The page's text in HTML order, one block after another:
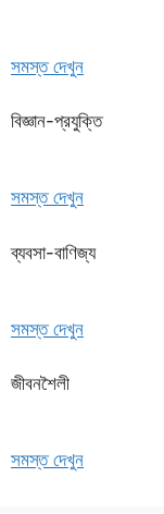
সমস্ত দেখুন
বিজ্ঞান-প্রযুক্তি
সমস্ত দেখুন
ব্যবসা-বাণিজ্য
সমস্ত দেখুন
জীবনশৈলী
সমস্ত দেখুন